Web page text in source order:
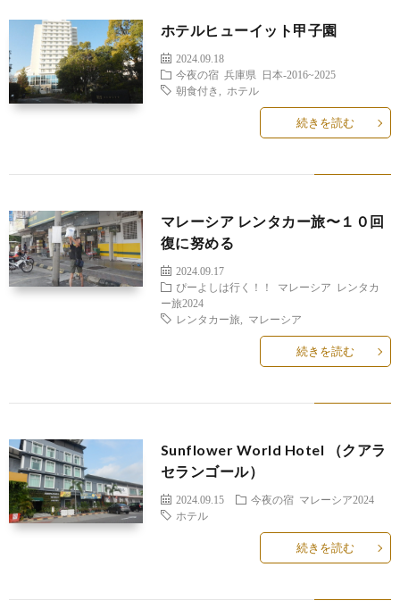
ホテルヒューイット甲子園
2024.09.18
今夜の宿 兵庫県
日本-2016~2025
朝食付き
ホテル
続きを読む
マレーシア レンタカー旅〜１０回
復に努める
2024.09.17
ぴーよしは行く！！
マレーシア レンタカ
ー旅2024
レンタカー旅
マレーシア
続きを読む
Sunflower World Hotel （クアラ
セランゴール）
2024.09.15 今夜の宿 マレーシア2024
ホテル
続きを読む